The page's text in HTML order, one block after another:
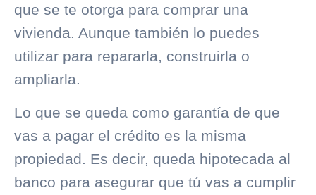
que se te otorga para comprar una
vivienda. Aunque también lo puedes
utilizar para repararla, construirla o
ampliarla.
Lo que se queda como garantía de que
vas a pagar el crédito es la misma
propiedad. Es decir, queda hipotecada al
banco para asegurar que tú vas a cumplir